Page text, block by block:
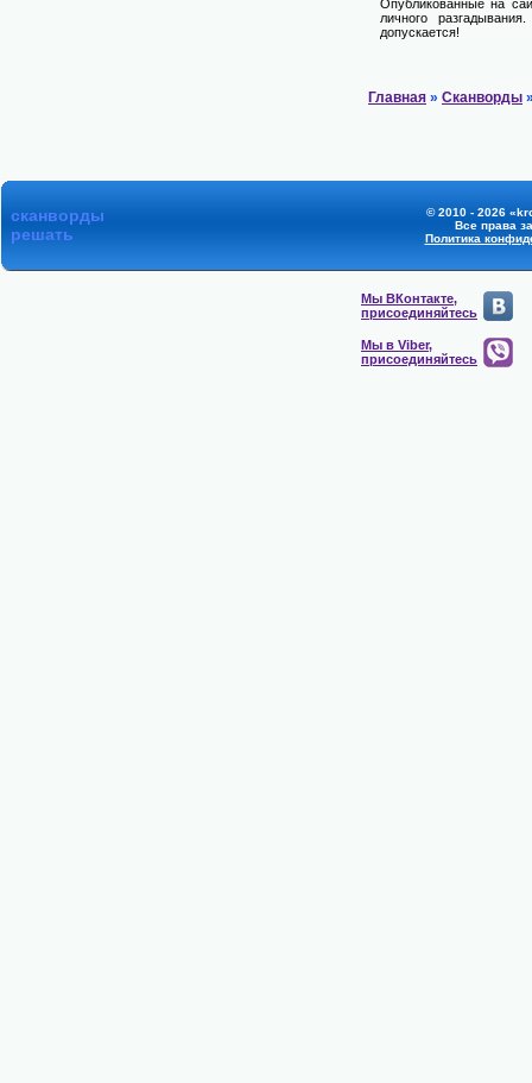
Опубликованные на
личного
допускается!
Главная » Сканворды
сканворды
решать
© 2010 - 2026
Все права
Политика
Мы ВКонтакте,
присоединяйтесь
Мы в Viber,
присоединяйтесь